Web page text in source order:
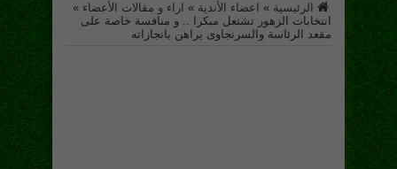
الرئيسية » اعضاء الأندية » اراء و مقالات الأعضاء »
انتخابات الزهور تشتعل مبكرا .. و منافسة خاصة على
مقعد الرئاسة والسرنجاوى يراهن بانجازاته